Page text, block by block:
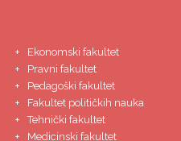
Ekonomski fakultet
Pravni fakultet
Pedagoški fakultet
Fakultet političkih nauka
Tehnički fakultet
Medicinski fakultet